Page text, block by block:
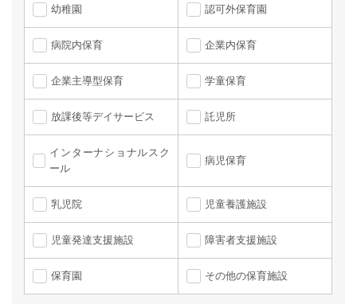
幼稚園 認可外保育園
病院内保育 企業内保育
企業主導型保育 学童保育
放課後等デイサービス 託児所
インターナショナルスク
ール
病児保育
乳児院 児童養護施設
児童発達支援施設 障害者支援施設
保育園 その他の保育施設